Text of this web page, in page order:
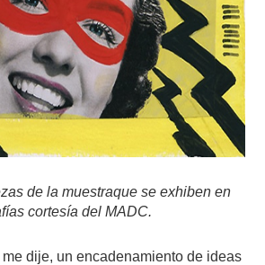
de la muestraque se exhiben en
cortesía del MADC.
dije, un encadenamiento de ideas